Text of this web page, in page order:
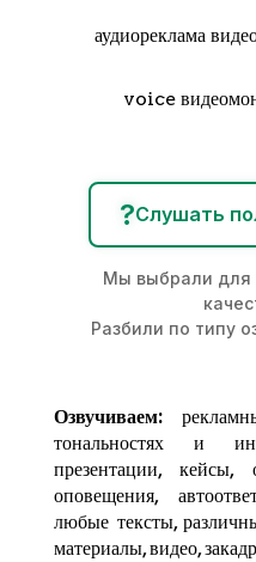
аудиореклама
voice
?Слушать
Мы выбрали для
Разбили по типу
Озвучиваем:
тональностях и
презентации, кейсы,
оповещения,
любые тексты,
материалы, видео,